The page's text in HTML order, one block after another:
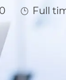
Job Type
Full